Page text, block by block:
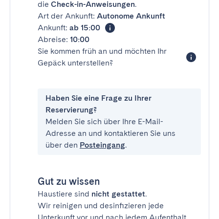
die Check-in-Anweisungen.
Art der Ankunft: Autonome Ankunft
Ankunft: ab 15:00
Abreise: 10:00
Sie kommen früh an und möchten Ihr
Gepäck unterstellen?
Haben Sie eine Frage zu Ihrer
Reservierung?
Melden Sie sich über Ihre E-Mail-
Adresse an und kontaktieren Sie uns
über den Posteingang.
Gut zu wissen
Haustiere sind nicht gestattet.
Wir reinigen und desinfizieren jede